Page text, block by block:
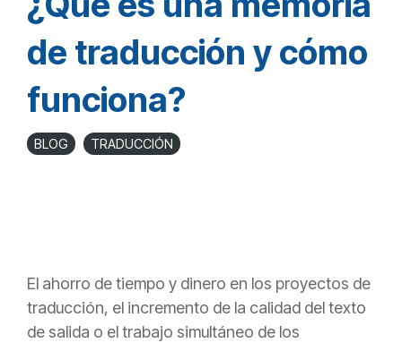
de traducción y cómo
funciona?
BLOG TRADUCCIÓN
El ahorro de tiempo y dinero en los proyectos de
traducción, el incremento de la calidad del texto
de salida o el trabajo simultáneo de los